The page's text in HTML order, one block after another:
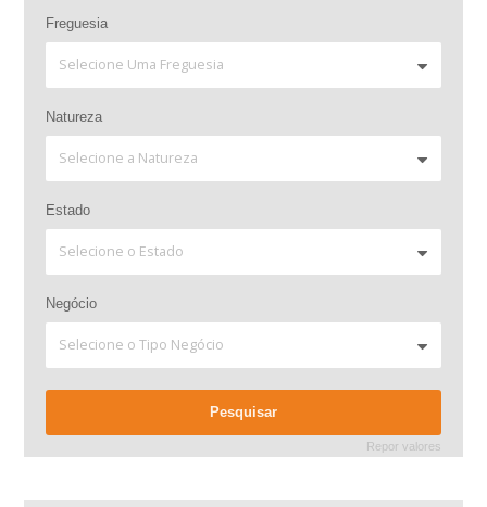
Freguesia
Natureza
Estado
Negócio
Repor valores